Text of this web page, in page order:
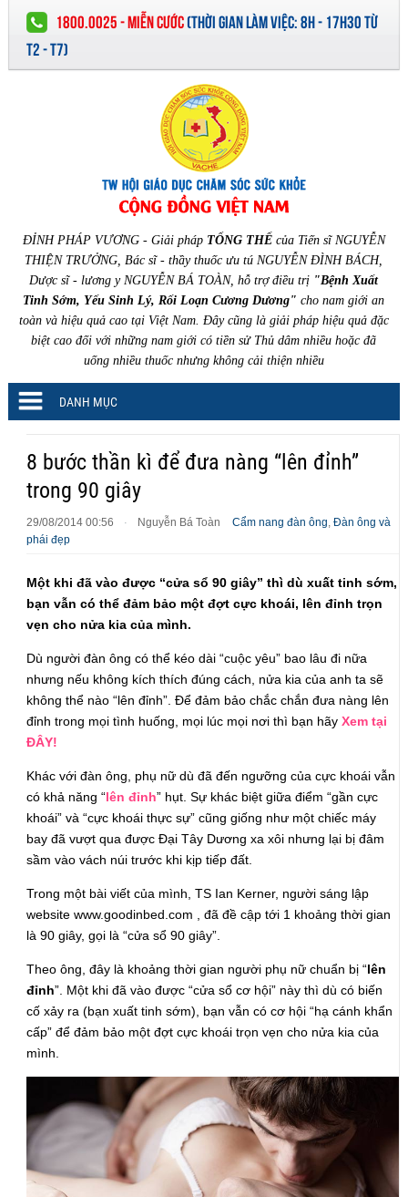
1800.0025 - MIỄN CƯỚC(THỜI GIAN LÀM VIỆC:8H - 17H30 TỪ
T2 - T7)
ĐỈNH PHÁP VƯƠNG - Giải pháp TỔNG THỂcủa Tiến sĩ NGUYỄN
THIỆN TRƯỞNG, Bác sĩ - thầy thuốc ưu tú NGUYỄN ĐÌNH BÁCH,
Dược sĩ - lương y NGUYỄN BÁ TOÀN, hỗ trợ điều trị "Bệnh Xuất
Tinh Sớm, Yếu Sinh Lý, Rối Loạn Cương Dương" cho nam giới an
toàn và hiệu quả cao tại Việt Nam. Đây cũng là giải pháp hiệu quả đặc
biệt cao đối với những nam giới có tiền sử Thủ dâm nhiều hoặc đã
uống nhiều thuốc nhưng không cải thiện nhiều
DANH MỤC
8 bước thần kì để đưa nàng “lên đỉnh”
trong 90 giây
29/08/2014 00:56 · Nguyễn Bá Toàn Cẩm nang đàn ông,Đàn ông và
phái đẹp
Một khi đã vào được “cửa sổ 90 giây” thì dù xuất tinh sớm,
bạn vẫn có thể đảm bảo một đợt cực khoái, lên đỉnh trọn
vẹn cho nửa kia của mình.
Dù người đàn ông có thể kéo dài “cuộc yêu” bao lâu đi nữa
nhưng nếu không kích thích đúng cách, nửa kia của anh ta sẽ
không thể nào “lên đỉnh”. Để đảm bảo chắc chắn đưa nàng lên
đỉnh trong mọi tình huống, mọi lúc mọi nơi thì bạn hãyXem tại
ĐÂY!
Khác với đàn ông, phụ nữ dù đã đến ngưỡng của cực khoái vẫn
có khả năng “lên đỉnh” hụt. Sự khác biệt giữa điểm “gần cực
khoái” và “cực khoái thực sự” cũng giống như một chiếc máy
bay đã vượt qua được Đại Tây Dương xa xôi nhưng lại bị đâm
sầm vào vách núi trước khi kịp tiếp đất.
Trong một bài viết của mình, TS Ian Kerner, người sáng lập
website www.goodinbed.com , đã đề cập tới 1 khoảng thời gian
là 90 giây, gọi là “cửa sổ 90 giây”.
Theo ông, đây là khoảng thời gian người phụ nữ chuẩn bị “lên
đỉnh”. Một khi đã vào được “cửa sổ cơ hội” này thì dù có biến
cố xảy ra (bạn xuất tinh sớm), bạn vẫn có cơ hội “hạ cánh khẩn
cấp” để đảm bảo một đợt cực khoái trọn vẹn cho nửa kia của
mình.